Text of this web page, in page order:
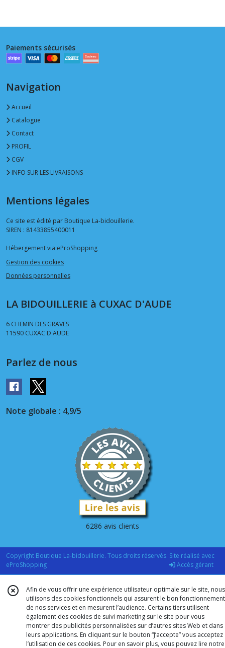
Paiements sécurisés
Navigation
Accueil
Catalogue
Contact
PROFIL
CGV
INFO SUR LES LIVRAISONS
Mentions légales
Ce site est édité par Boutique La-bidouillerie.
SIREN : 81433855400011
Hébergement via eProShopping
Gestion des cookies
Données personnelles
LA BIDOUILLERIE à CUXAC D'AUDE
6 CHEMIN DES GRAVES
11590 CUXAC D AUDE
Parlez de nous
Note globale : 4,9/5
6286 avis clients
Copyright Boutique La-bidouillerie. Tous droits réservés. Site réalisé avec
eProShopping
Accès gérant
Afin de vous offrir une expérience utilisateur optimale sur le site, nous
utilisons des cookies fonctionnels qui assurent le bon fonctionnement
de nos services et en mesurent l’audience. Certains tiers utilisent
également des cookies de suivi marketing sur le site pour vous
montrer des publicités personnalisées sur d’autres sites Web et dans
leurs applications. En cliquant sur le bouton “J’accepte” vous acceptez
l’utilisation de ces cookies. Pour en savoir plus, vous pouvez lire notre